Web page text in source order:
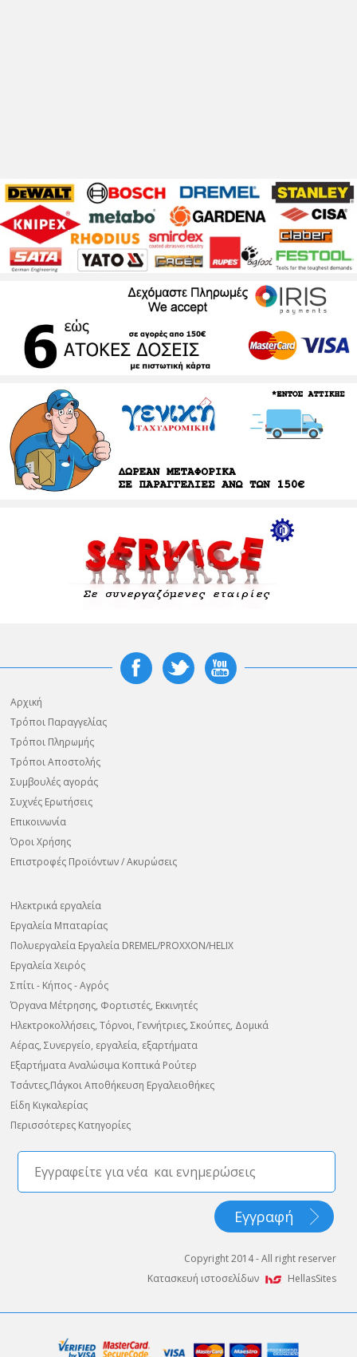
Αρχική
Τρόποι Παραγγελίας
Τρόποι Πληρωμής
Τρόποι Αποστολής
Συμβουλές αγοράς
Συχνές Ερωτήσεις
Επικοινωνία
Όροι Χρήσης
Επιστροφές Προϊόντων / Ακυρώσεις
Ηλεκτρικά εργαλεία
Εργαλεία Μπαταρίας
Πολυεργαλεία Εργαλεία DREMEL/PROXXON/HELIX
Εργαλεία Χειρός
Σπίτι - Κήπος - Αγρός
Όργανα Μέτρησης, Φορτιστές, Εκκινητές
Ηλεκτροκολλήσεις, Τόρνοι, Γεννήτριες, Σκούπες, Δομικά
Αέρας, Συνεργείο, εργαλεία, εξαρτήματα
Εξαρτήματα Αναλώσιμα Κοπτικά Ρούτερ
Τσάντες,Πάγκοι Αποθήκευση Εργαλειοθήκες
Είδη Κιγκαλερίας
Περισσότερες Κατηγορίες
Copyright 2014 - All right reserver
Κατασκευή ιστοσελίδων
HellasSites